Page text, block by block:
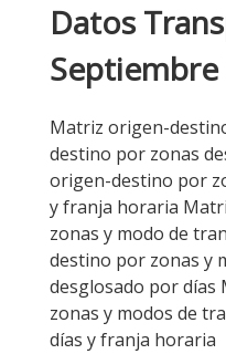
Datos
Septiembre
Matriz origen-
destino por zonas
origen-destino por
y franja horaria
zonas y modo de
destino por zonas y
desglosado por
zonas y modos de
días y franja horaria